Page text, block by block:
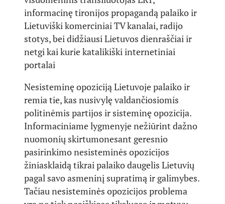
informacinę tironijos propagandą palaiko ir
Lietuviški komerciniai TV kanalai, radijo
stotys, bei didžiausi Lietuvos dienraščiai ir
netgi kai kurie katalikiški internetiniai
portalai
Nesisteminę opoziciją Lietuvoje palaiko ir
remia tie, kas nusivylę valdančiosiomis
politinėmis partijos ir sisteminę opozicija.
Informaciniame lygmenyje nežiūrint dažno
nuomonių skirtumonesant geresnio
pasirinkimo nesisteminės opozicijos
žiniasklaidą tikrai palaiko daugelis Lietuvių
pagal savo asmeninį supratimą ir galimybes.
Tačiau nesisteminės opozicijos problema